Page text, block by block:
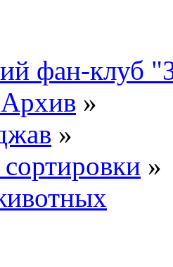
фан-клуб
»
»
»